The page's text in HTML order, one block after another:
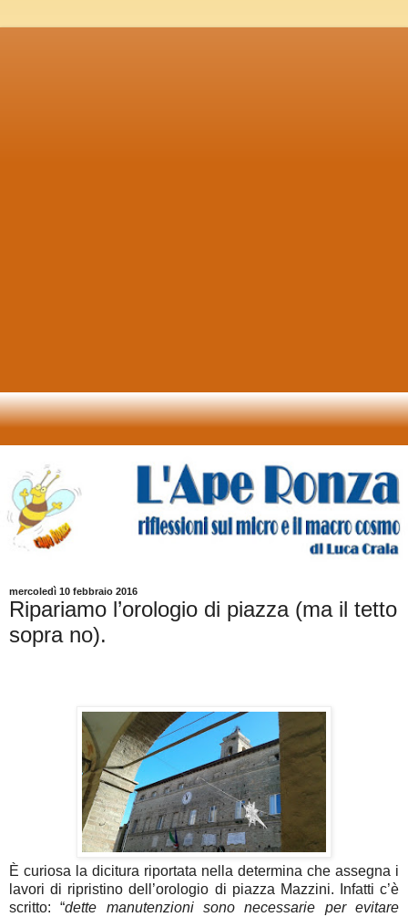
mercoledì 10 febbraio 2016
Ripariamo l’orologio di piazza (ma il tetto
sopra no).
È curiosa la dicitura riportata nella determina che assegna i
lavori di ripristino dell’orologio di piazza Mazzini. Infatti c’è
scritto: “dette manutenzioni sono necessarie per evitare